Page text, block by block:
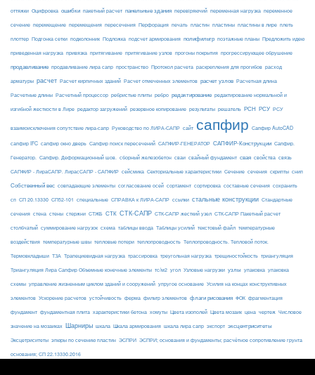
оттяжки Оцифровка ошибки пакетный расчет панельные здания перевіряючий переменная нагрузка переменное
сечение перемещение перемещения пересечения Перфорация печать пластин пластины пластины в лире плеть
плоттер Подгонка сетки подколонник Подложка подсчет армирования полифильтр поэтажные планы Предложить идею
приведенная нагрузка привязка притягивание притягивание узлов прогоны покрытия прогрессирующее обрушение
продавливание продавливание лира сапр пространство Протокол расчета раскрепления для прогибов расход
арматуры расчет Расчет кирпичных зданий Расчет отмеченных элементов расчет узлов Расчетная длина
Расчетные длины Расчетный процессор ребристые плиты ребро редактирование редактирование нормальной и
изгибной жесткости в Лире редактор загружений резервное копирование результаты решатель РСН РСУ РСУ
взаимоисключения сопутствие лира-сапр Руководство по ЛИРА-САПР сайт сапфир Сапфир AutoCAD
сапфир IFC сапфир окно дверь Сапфир поиск пересечений САПФИР-ГЕНЕРАТОР САПФИР-Конструкции Сапфир.
Генератор. Сапфир. Деформационный шов. сборный железобетон сваи свайный фундамент свая свойства связь
САПФИР - ЛираСАПР. ЛирасСАПР - САПФИР сейсмика Секториальные характеристики Сечение сечения скрипты снип
Собственный вес совпадающие элементы согласование осей сортамент сортировка составные сечения сохранить
сп СП 20.13330 СП52-101 специальные СПРАВКА к ЛИРА-САПР ссылки стальные конструкции Стандартные
сечения стена стены стержни СТЖБ СТК СТК-САПР СТК-САПР жесткий узел СТК-САПР Пакетный расчет
столбчатый суммирование нагрузок схема таблицы ввода Таблицы усилий текстовый файл температурные
воздействия температурные швы тепловые потери теплопроводность Теплопроводность. Тепловой поток.
Термовкладыши ТЗА Трапециевидная нагрузка трассировка треугольная нагрузка трещиностойкость триангуляция
Триангуляция Лира Сапфир Объемные конечные элементы тс/м2 угол Узловые нагрузки узлы упаковка упаковка
схемы управление жизненным циклом зданий и сооружений упругое основание Усилия на концах конструктивных
элементов Ускорение расчетов устойчивость ферма фильтр элементов флаги рисования ФОК фрагментация
фундамент фундаментная плита характеристики бетона хомуты Цвета изополей Цвета мозаик цена чертеж Числовое
значение на мозаиках Шарниры шкала Шкала армирования шкала лира сапр экспорт эксцентриситеты
Эксцетриситеты эпюры по сечению пластин ЭСПРИ ЭСПРИ; основания и фундаменты; расчётное сопротивление грунта
основания; СП 22.13330.2016